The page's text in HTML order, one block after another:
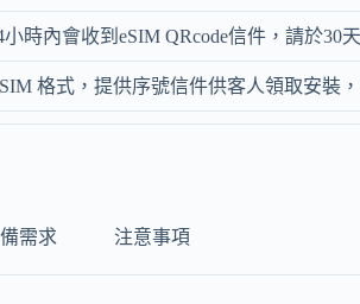
時內會收到eSIM QRcode信件，請於30
格式，提供序號信件供客人領取安裝
需求 注意事項